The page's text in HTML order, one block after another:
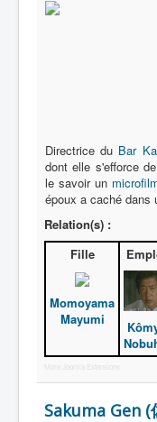
Directrice du Bar
dont elle s'efforce
le savoir un
époux a caché dans
Relation(s) :
Fille
Momoyama
Mayumi
More Joomla Extensions
Sakuma Gen (